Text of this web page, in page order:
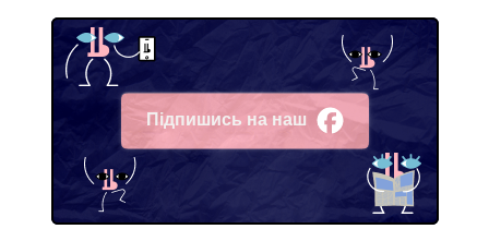
Підпишись на наш
Facebook